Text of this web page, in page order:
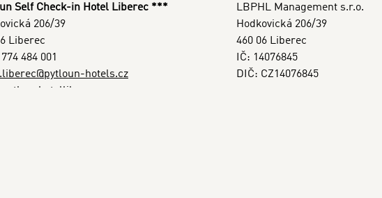
Self Check-in Hotel Liberec ***
206/39
Liberec
484 001
hotels.cz
LBPHL Management s.r.o.
Hodkovická 206/39
460 06 Liberec
IČ: 14076845
DIČ: CZ14076845